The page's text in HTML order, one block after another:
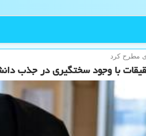
مطرح كرد
با وجود سختگیری در جذب